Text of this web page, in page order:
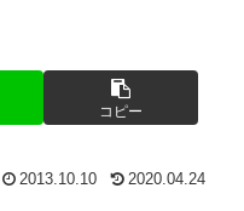
コピー
2013.10.10 2020.04.24